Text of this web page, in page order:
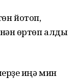
йотоп,
һөртөп алды
һиңә мин